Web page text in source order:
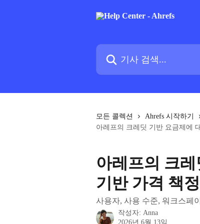
기사 검색...
모든 콜렉션 Ahrefs 시작하기
아레프의 크레딧 기반 요금제에
아레프의 크
기반 가격 책정
사용자, 사용 수준, 워크스페
작성자: Anna
2026년 6월 13일